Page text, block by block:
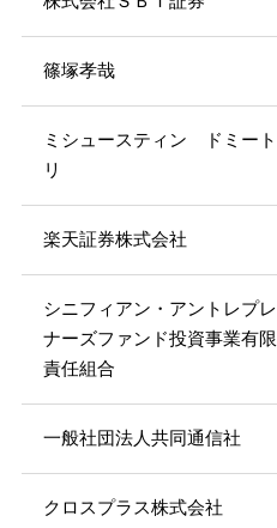
篠塚孝哉
ミシュースティン ドミート
リ
楽天証券株式会社
シニフィアン・アントレプレ
ナーズファンド投資事業有限
責任組合
一般社団法人共同通信社
クロスプラス株式会社